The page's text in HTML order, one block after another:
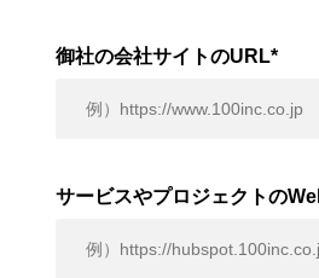
御社の会社サイトのURL*
サービスやプロジェクトの